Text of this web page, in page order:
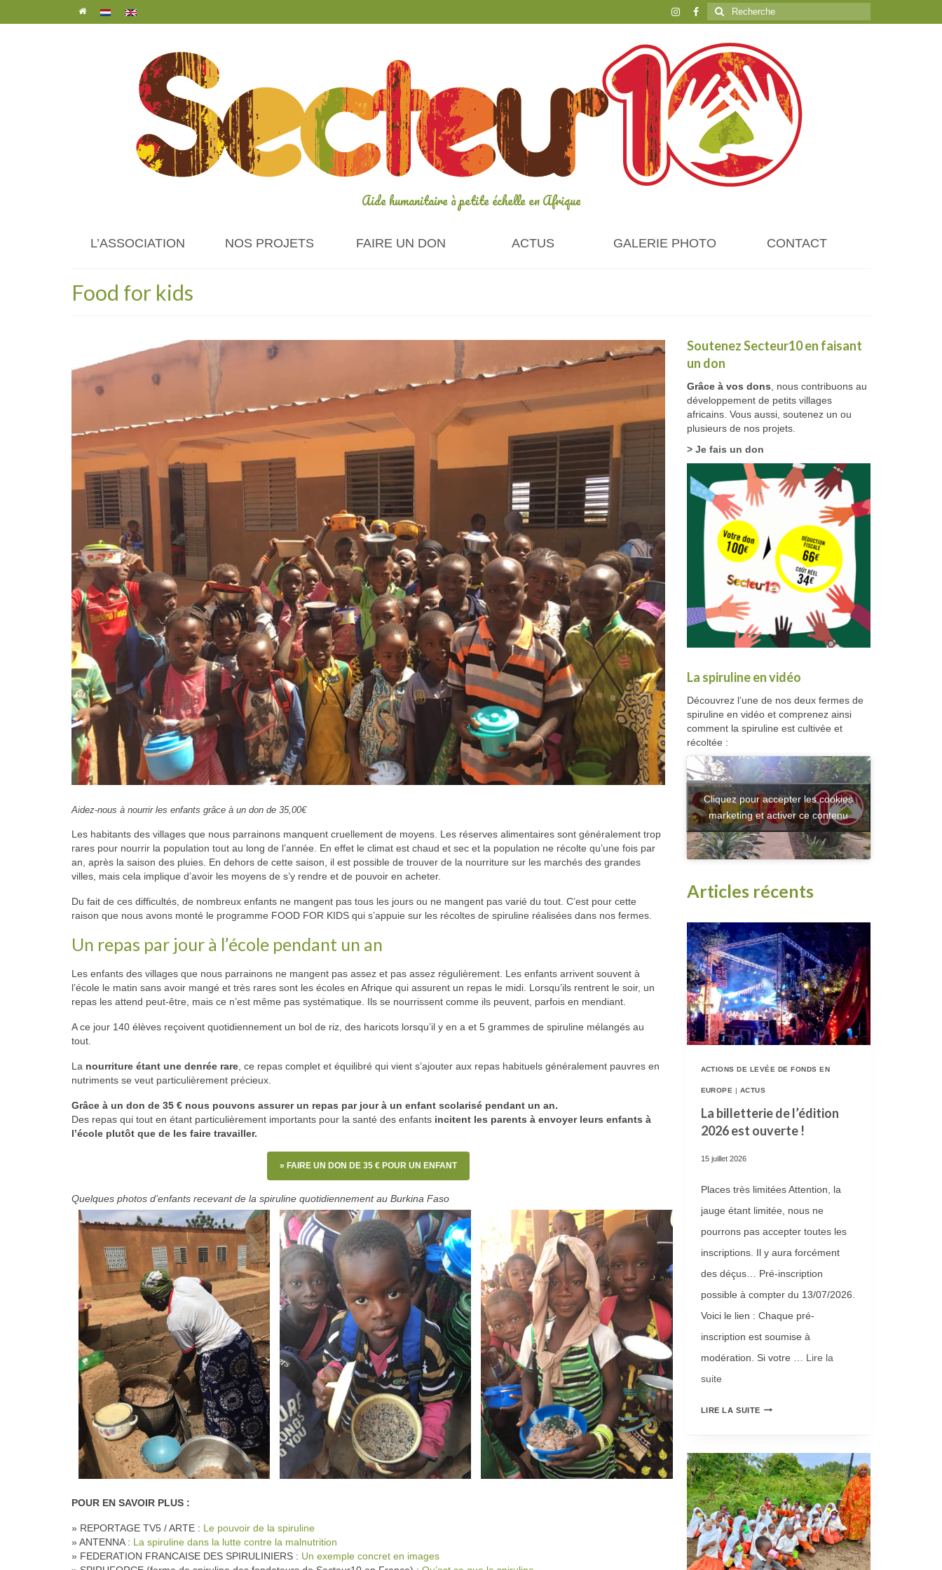
Rechercher
:
Aide humanitaire à petite échelle en Afrique
L’ASSOCIATION NOS PROJETS FAIRE UN DON ACTUS GALERIE PHOTO CONTACT
Food for kids
Aidez-nous à nourrir les enfants grâce à un don de 35,00€
Les habitants des villages que nous parrainons manquent cruellement de moyens. Les réserves alimentaires sont généralement trop
rares pour nourrir la population tout au long de l’année. En effet le climat est chaud et sec et la population ne récolte qu’une fois par
an, après la saison des pluies. En dehors de cette saison, il est possible de trouver de la nourriture sur les marchés des grandes
villes, mais cela implique d’avoir les moyens de s’y rendre et de pouvoir en acheter.
Du fait de ces difficultés, de nombreux enfants ne mangent pas tous les jours ou ne mangent pas varié du tout. C’est pour cette
raison que nous avons monté le programme FOOD FOR KIDS qui s’appuie sur les récoltes de spiruline réalisées dans nos fermes.
Un repas par jour à l’école pendant un an
Les enfants des villages que nous parrainons ne mangent pas assez et pas assez régulièrement. Les enfants arrivent souvent à
l’école le matin sans avoir mangé et très rares sont les écoles en Afrique qui assurent un repas le midi. Lorsqu’ils rentrent le soir, un
repas les attend peut-être, mais ce n’est même pas systématique. Ils se nourrissent comme ils peuvent, parfois en mendiant.
A ce jour 140 élèves reçoivent quotidiennement un bol de riz, des haricots lorsqu’il y en a et 5 grammes de spiruline mélangés au
tout.
La nourriture étant une denrée rare, ce repas complet et équilibré qui vient s’ajouter aux repas habituels généralement pauvres en
nutriments se veut particulièrement précieux.
Grâce à un don de 35 € nous pouvons assurer un repas par jour à un enfant scolarisé pendant un an.
Des repas qui tout en étant particulièrement importants pour la santé des enfants incitent les parents à envoyer leurs enfants à
l’école plutôt que de les faire travailler.
» FAIRE UN DON DE 35 € POUR UN ENFANT
Quelques photos d’enfants recevant de la spiruline quotidiennement au Burkina Faso
POUR EN SAVOIR PLUS :
» REPORTAGE TV5 / ARTE : Le pouvoir de la spiruline
» ANTENNA : La spiruline dans la lutte contre la malnutrition
» FEDERATION FRANCAISE DES SPIRULINIERS : Un exemple concret en images
Soutenez Secteur10 en faisant
un don
Grâce à vos dons , nous contribuons au
développement de petits villages
africains. Vous aussi, soutenez un ou
plusieurs de nos projets.
> Je fais un don
La spiruline en vidéo
Découvrez l’une de nos deux fermes de
spiruline en vidéo et comprenez ainsi
comment la spiruline est cultivée et
récoltée :
Cliquez pour accepter les cookies
marketing et activer ce contenu
Articles récents
ACTIONS DE LEVÉE DE FONDS EN
EUROPE ACTUS
La billetterie de l’édition
2026 est ouverte !
15 juillet 2026
Places très limitées Attention, la
jauge étant limitée, nous ne
pourrons pas accepter toutes les
inscriptions. Il y aura forcément
des déçus… Pré-inscription
possible à compter du 13/07/2026.
Voici le lien : Chaque pré-
inscription est soumise à
modération. Si votre … Lire la
suite­­
LIRE LA SUITEL
I
L
L
E
T